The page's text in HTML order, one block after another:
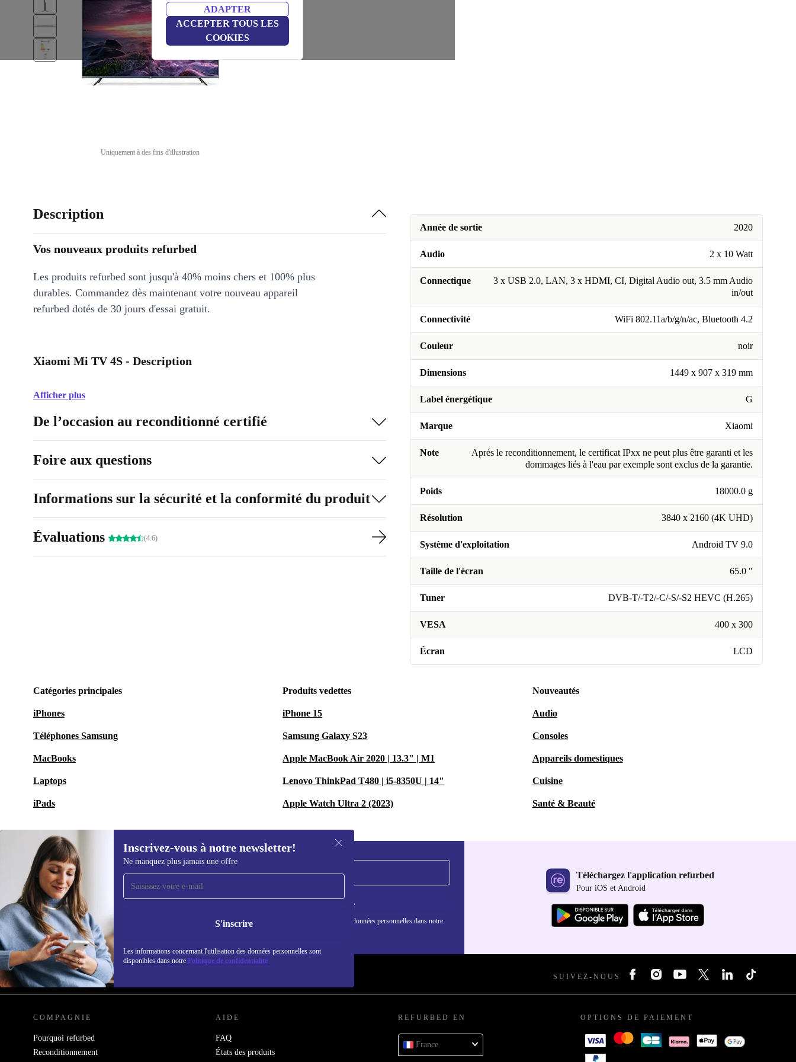
ADAPTER
ACCEPTER TOUS LES
COOKIES
Uniquement à des fins d'illustration
Année de sortie 2020
Audio 2 x 10 Watt
Connectique
3 x USB 2.0, LAN, 3 x HDMI, CI, Digital Audio out, 3.5 mm Audio
in/out
Connectivité WiFi 802.11a/b/g/n/ac, Bluetooth 4.2
Couleur noir
Dimensions 1449 x 907 x 319 mm
Label énergétique G
Marque Xiaomi
Note
Aprés le reconditionnement, le certificat IPxx ne peut plus être garanti et les
dommages liés à l'eau par exemple sont exclus de la garantie.
Poids 18000.0 g
Résolution 3840 x 2160 (4K UHD)
Système d'exploitation Android TV 9.0
Taille de l'écran 65.0 "
Tuner DVB-T/-T2/-C/-S/-S2 HEVC (H.265)
VESA 400 x 300
Écran LCD
Description
Vos nouveaux produits refurbed
Les produits refurbed sont jusqu'à 40% moins chers et 100% plus
durables. Commandez dès maintenant votre nouveau appareil
refurbed dotés de 30 jours d'essai gratuit.
Xiaomi Mi TV 4S - Description
Afficher plus
De l’occasion au reconditionné certifié
Foire aux questions
Informations sur la sécurité et la conformité du produit
Évaluations (4.6)
Catégories principales
iPhones
Téléphones Samsung
MacBooks
Laptops
iPads
Produits vedettes
iPhone 15
Samsung Galaxy S23
Apple MacBook Air 2020 | 13.3" | M1
Lenovo ThinkPad T480 | i5-8350U | 14"
Apple Watch Ultra 2 (2023)
Nouveautés
Audio
Consoles
Appareils domestiques
Cuisine
Santé & Beauté
Inscrivez-vous à notre newsletter!
Ne manquez plus jamais une offre
S'inscrire
Les informations concernant l'utilisation des données personnelles sont
disponibles dans notre Politique de confidentialité
Recevoir offres et infos de
refurbed par mail
Ne manquez plus aucune offre.
S'inscrire
Retrouvez les informations sur l'utilisation des données personnelles dans notre
Téléchargez l'application refurbed
Pour iOS et Android
REFURBED FRANCE - RETHINK NEW. SUIVEZ-NOUS
COMPAGNIE
Pourquoi refurbed
Reconditionnement
AIDE
FAQ
États des produits
REFURBED EN
France
OPTIONS DE PAIEMENT